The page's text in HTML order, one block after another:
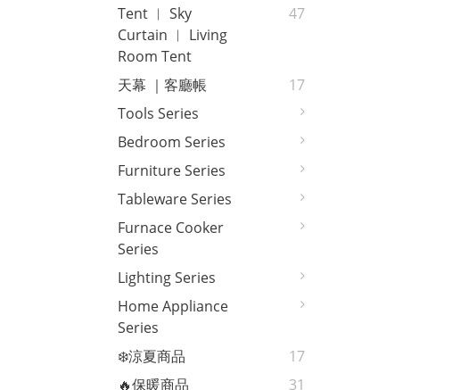
Tent ︱ Sky
Curtain ︱ Living
Room Tent
47
天幕 ｜客廳帳
17
Tools Series
Bedroom Series
Furniture Series
Tableware Series
Furnace Cooker
Series
Lighting Series
Home Appliance
Series
❄️涼夏商品
17
🔥保暖商品
31